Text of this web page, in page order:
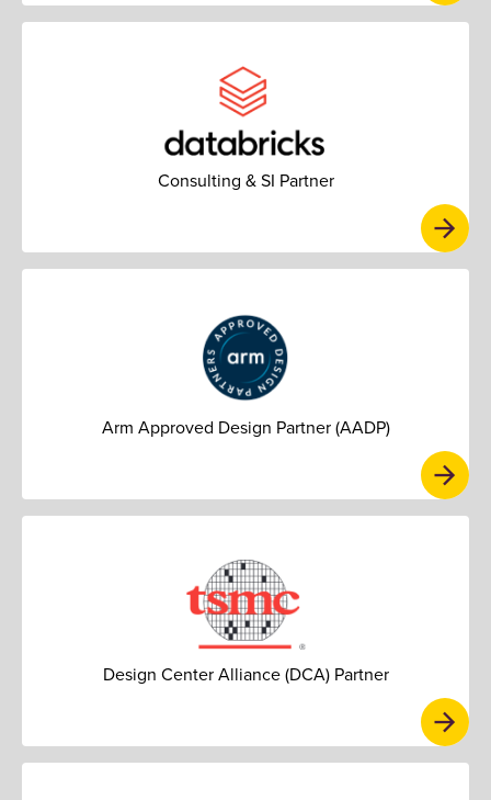
Consulting & SI Partner
Arm Approved Design Partner (AADP)
Design Center Alliance (DCA) Partner